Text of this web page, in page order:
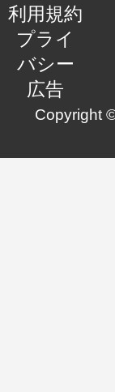
利用規約
プライ
バシー
広告
Copyright